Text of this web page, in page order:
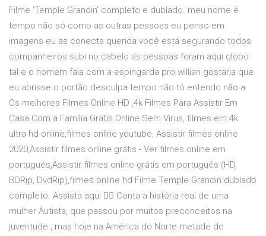
Filme 'Temple Grandin' completo e dublado. meu nome é
tempo não só como as outras pessoas eu penso em
imagens eu as conecta querida você está segurando todos
companheiros subi no cabelo as pessoas foram aqui globo
tal e o homem fala com a espingarda pro willian gostaria que
eu abrisse o portão desculpa tempo não tô entendo não a
Os melhores Filmes Online HD ,4k Filmes Para Assistir Em
Casa Com a Família Gratis Online Sem Vírus, filmes em 4k
ultra hd online,filmes online youtube, Assistir filmes online
2020,Assistir filmes online grátis - Ver filmes online em
português,Assistir filmes online grátis em português (HD,
BDRip, DvdRip),filmes online hd Filme Temple Grandin dublado
completo. Assista aqui 👇🏻 Conta a história real de uma
mulher Autista, que passou por muitos preconceitos na
juventude , mas hoje na América do Norte metade do